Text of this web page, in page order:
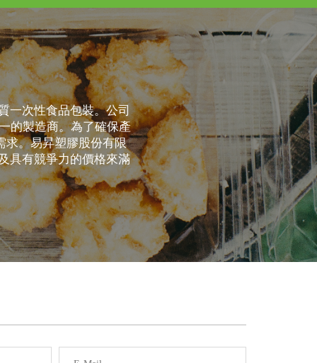
一次性食品包裝。公司
的製造商。為了確保產
求。易昇塑膠股份有限
具有競爭力的價格來滿